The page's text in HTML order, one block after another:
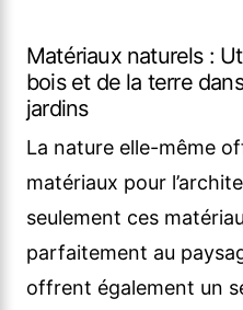
Matériaux naturels :
bois et de la terre
jardins
La nature elle-même
matériaux pour
seulement ces
parfaitement au
offrent également un